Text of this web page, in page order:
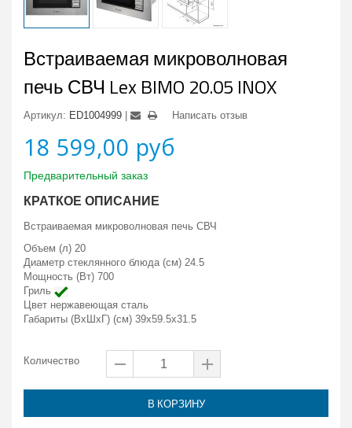
Встраиваемая микроволновая
печь СВЧ Lex BIMO 20.05 INOX
Артикул: ED1004999 Написать отзыв
18 599,00 руб
Предварительный заказ
КРАТКОЕ ОПИСАНИЕ
Встраиваемая микроволновая печь СВЧ
Объем (л) 20
Диаметр стеклянного блюда (см) 24.5
Мощность (Вт) 700
Гриль
Цвет нержавеющая сталь
Габариты (ВxШxГ) (см) 39x59.5x31.5
Количество
В КОРЗИНУ